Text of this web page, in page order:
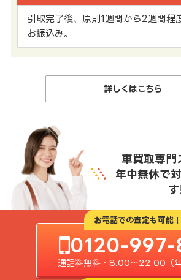
引取完了後、原則1週間から2週間程
お振込み。
詳しくはこちら
車買取専門
年中無休で
お電話での査定も可能！
0120-997-
通話料無料・8:00〜22:00（年